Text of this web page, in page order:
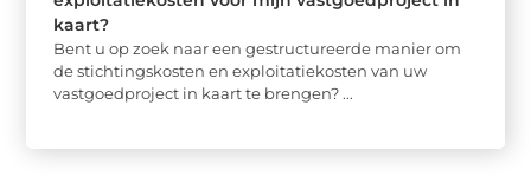
kaart?
Bent u op zoek naar een gestructureerde manier om
de stichtingskosten en exploitatiekosten van uw
vastgoedproject in kaart te brengen? ...